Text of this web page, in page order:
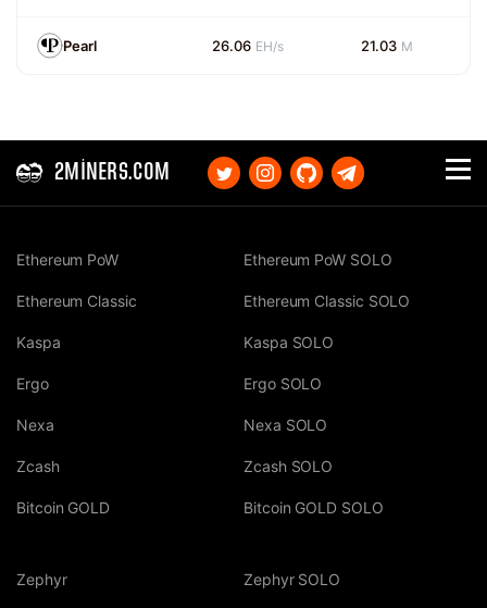
Pearl 26.06 EH/s 21.03 M
2MINERS.COM
Ethereum PoW
Ethereum Classic
Kaspa
Ergo
Nexa
Zcash
Bitcoin GOLD
Ethereum PoW SOLO
Ethereum Classic SOLO
Kaspa SOLO
Ergo SOLO
Nexa SOLO
Zcash SOLO
Bitcoin GOLD SOLO
Zephyr Zephyr SOLO